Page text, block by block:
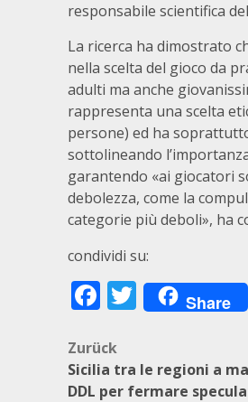
responsabile scientifica
La ricerca ha dimostrato
nella scelta del gioco da
adulti ma anche
rappresenta una scelta
persone) ed ha
sottolineando
garantendo «ai giocatori
debolezza, come la
categorie più deboli», ha
condividi su:
Facebook
Twitter
Share
Zurück
Sicilia tra le regioni a
DDL per fermare